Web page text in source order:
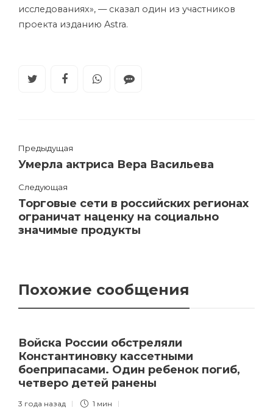
исследованиях», — сказал один из участников
проекта изданию Astra.
Предыдущая
Умерла актриса Вера Васильева
Следующая
Торговые сети в российских регионах
ограничат наценку на социально
значимые продукты
Похожие сообщения
Войска России обстреляли
Константиновку кассетными
боеприпасами. Один ребенок погиб,
четверо детей ранены
3 года назад 1 мин